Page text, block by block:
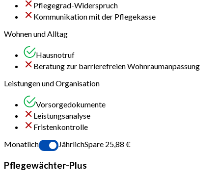
Pflegegrad-Widerspruch
Kommunikation mit der Pflegekasse
Wohnen und Alltag
Hausnotruf
Beratung zur barrierefreien Wohnraumanpassung
Leistungen und Organisation
Vorsorgedokumente
Leistungsanalyse
Fristenkontrolle
Monatlich
JährlichSpare 25,88 €
Pflegewächter-Plus